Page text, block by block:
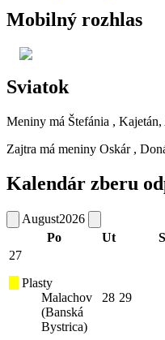
Mobilný rozhlas
Sviatok
Meniny má Štefánia ,
Zajtra má meniny Oskár ,
Kalendár zberu
August2026
Po
Ut
27
Plasty
Malachov
(Banská
Bystrica)
28 29